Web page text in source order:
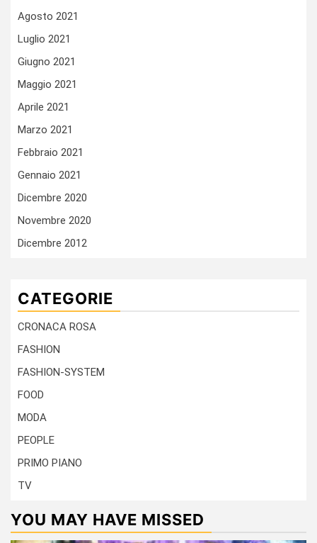
Agosto 2021
Luglio 2021
Giugno 2021
Maggio 2021
Aprile 2021
Marzo 2021
Febbraio 2021
Gennaio 2021
Dicembre 2020
Novembre 2020
Dicembre 2012
CATEGORIE
CRONACA ROSA
FASHION
FASHION-SYSTEM
FOOD
MODA
PEOPLE
PRIMO PIANO
TV
YOU MAY HAVE MISSED